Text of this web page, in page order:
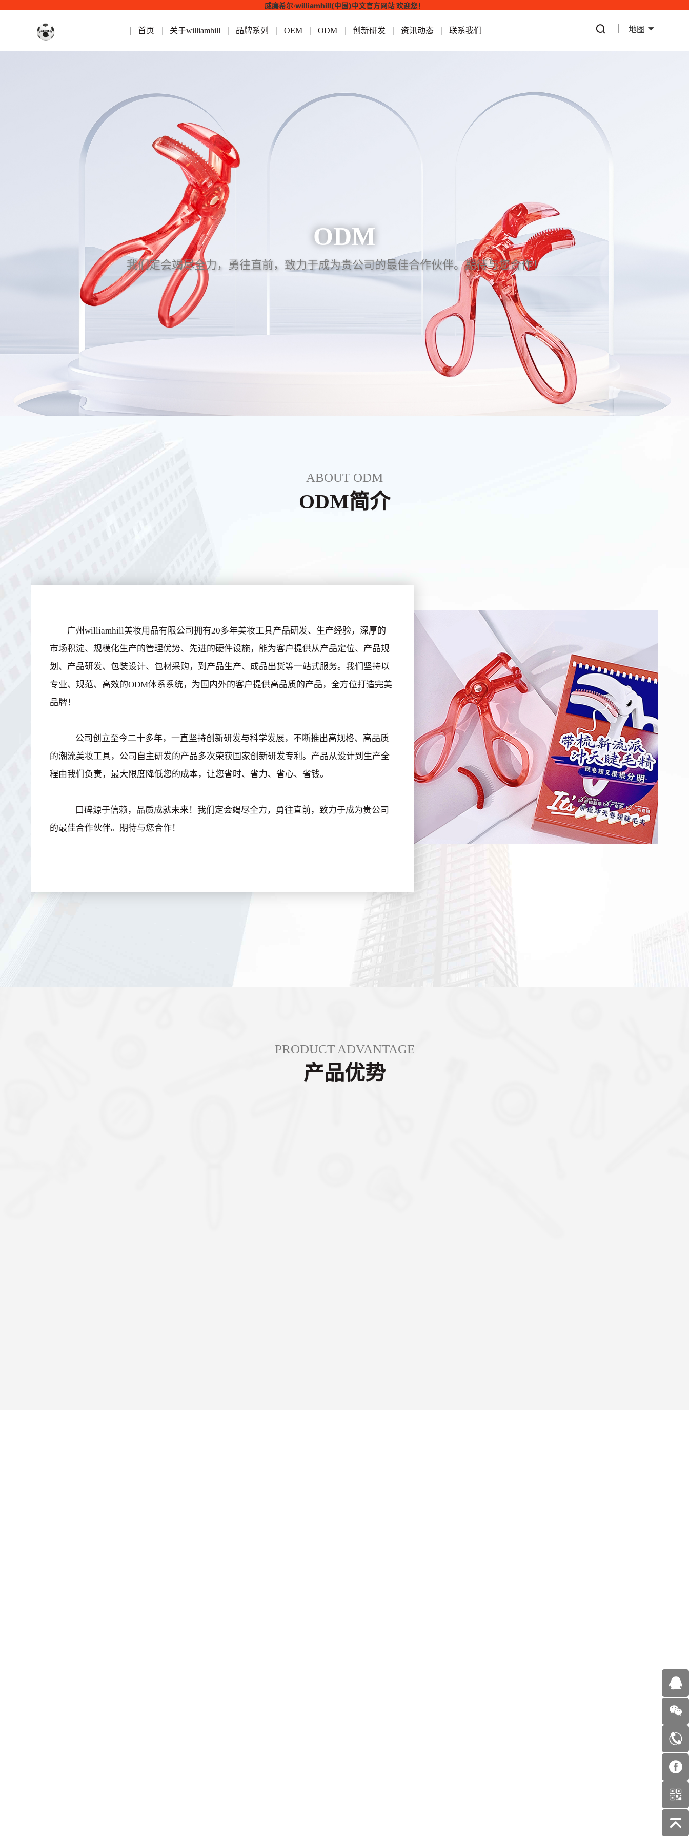
威廉希尔·williamhill(中国)中文官方网站 欢迎您！
首页 关于williamhill 品牌系列 OEM ODM 创新研发 资讯动态 联系我们 地图
ODM
我们定会竭尽全力，勇往直前，致力于成为贵公司的最佳合作伙伴。期待与您合作！
ABOUT ODM
ODM简介
广州williamhill美妆用品有限公司拥有20多年美妆工具产品研发、生产经验，深厚的
市场积淀、规模化生产的管理优势、先进的硬件设施，能为客户提供从产品定位、产品规
划、产品研发、包装设计、包材采购，到产品生产、成品出货等一站式服务。我们坚持以
专业、规范、高效的ODM体系系统，为国内外的客户提供高品质的产品，全方位打造完美
品牌！
公司创立至今二十多年，一直坚持创新研发与科学发展，不断推出高规格、高品质
的潮流美妆工具，公司自主研发的产品多次荣获国家创新研发专利。产品从设计到生产全
程由我们负责，最大限度降低您的成本，让您省时、省力、省心、省钱。
口碑源于信赖，品质成就未来！我们定会竭尽全力，勇往直前，致力于成为贵公司
的最佳合作伙伴。期待与您合作！
PRODUCT ADVANTAGE
产品优势